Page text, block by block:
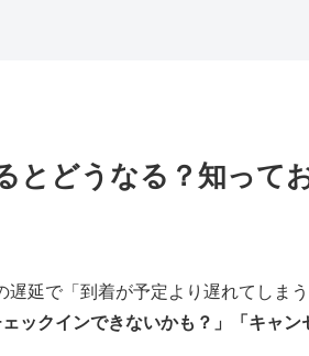
とどうなる？知って
遅延で「到着が予定より遅れてしま
ェックインできないかも？」「キャン